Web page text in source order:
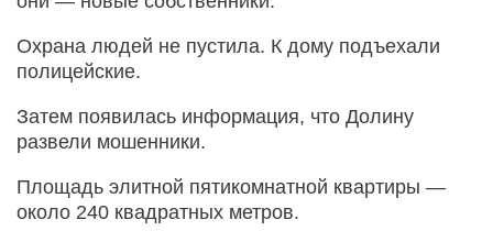
Охрана людей не пустила. К дому подъехали
полицейские.
Затем появилась информация, что Долину
развели мошенники.
Площадь элитной пятикомнатной квартиры —
около 240 квадратных метров.